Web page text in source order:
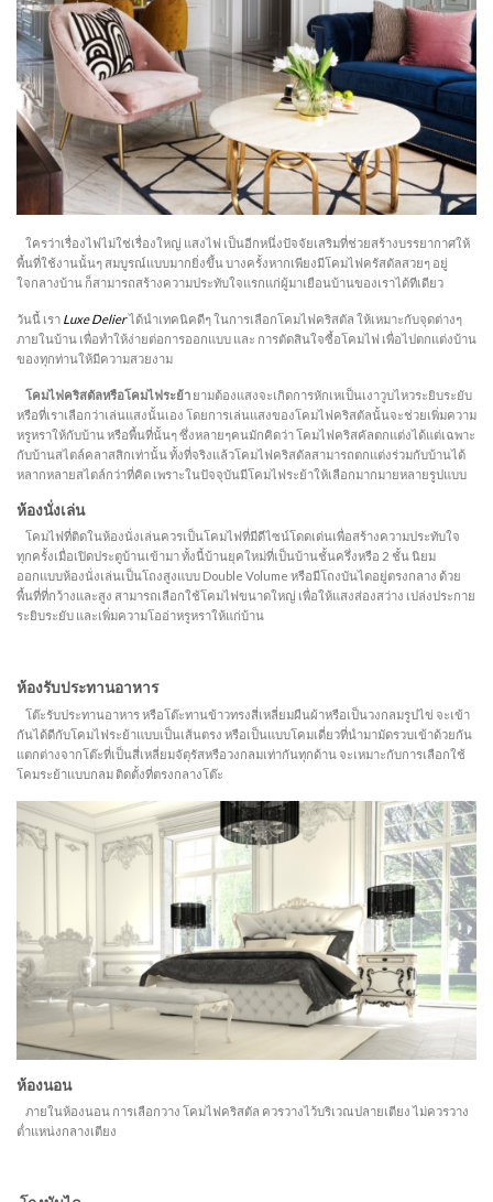
ใครว่าเรื่องไฟไม่ใช่เรื่องใหญ่ แสงไฟ เป็นอีกหนึ่งปัจจัยเสริมที่ช่วยสร้างบรรยากาศให้
พื้นที่ใช้งานนั้นๆ สมบูรณ์แบบมากยิ่งขึ้น บางครั้งหากเพียงมีโคมไฟครัสตัลสวยๆ อยู่
ใจกลางบ้าน ก็สามารถสร้างความประทับใจแรกแก่ผู้มาเยือนบ้านของเราได้ทีเดียว
วันนี้ เรา Luxe Delierได้นำเทคนิคดีๆ ในการเลือกโคมไฟคริสตัล ให้เหมาะกับจุดต่างๆ
ภายในบ้าน เพื่อทำให้ง่ายต่อการออกแบบ และ การตัดสินใจซื้อโคมไฟ เพื่อไปตกแต่งบ้าน
ของทุกท่านให้มีความสวยงาม
โคมไฟคริสตัลหรือโคมไฟระย้า ยามต้องแสงจะเกิดการหักเหเป็นเงาวูบไหวระยิบระยับ
หรือที่เราเลือกว่าเล่นแสงนั้นเอง โดยการเล่นแสงของโคมไฟคริสตัลนั้นจะช่วยเพิ่มความ
หรูหราให้กับบ้าน หรือพื้นที่นั้นๆ ซึ่งหลายๆคนมักคิดว่า โคมไฟคริสคัลตกแต่งได้แต่เฉพาะ
กับบ้านสไตล์คลาสสิกเท่านั้น ทั้งที่จริงแล้วโคมไฟคริสตัลสามารถตกแต่งร่วมกับบ้านได้
หลากหลายสไตล์กว่าที่คิด เพราะในปัจจุบันมีโคมไฟระย้าให้เลือกมากมายหลายรูปแบบ
ห้องนั่งเล่น
โคมไฟที่ติดในห้องนั่งเล่นควรเป็นโคมไฟที่มีดีไซน์โดดเด่นเพื่อสร้างความประทับใจ
ทุกครั้งเมื่อเปิดประตูบ้านเข้ามา ทั้งนี้บ้านยุคใหม่ที่เป็นบ้านชั้นครึ่งหรือ 2 ชั้น นิยม
ออกแบบห้องนั่งเล่นเป็นโถงสูงแบบ Double Volume หรือมีโถงบันไดอยู่ตรงกลาง ด้วย
พื้นที่ที่กว้างและสูง สามารถเลือกใช้โคมไฟขนาดใหญ่ เพื่อให้แสงส่องสว่าง เปล่งประกาย
ระยิบระยับ และเพิ่มความโออ่าหรูหราให้แก่บ้าน
ห้องรับประทานอาหาร
โต๊ะรับประทานอาหาร หรือโต๊ะทานข้าวทรงสี่เหลี่ยมผืนผ้าหรือเป็นวงกลมรูปไข่ จะเข้า
กันได้ดีกับโคมไฟระย้าแบบเป็นเส้นตรง หรือเป็นแบบโคมเดี่ยวที่นำมามัดรวบเข้าด้วยกัน
แตกต่างจากโต๊ะที่เป็นสี่เหลี่ยมจัตุรัสหรือวงกลมเท่ากันทุกด้าน จะเหมาะกับการเลือกใช้
โคมระย้าแบบกลม ติดตั้งที่ตรงกลางโต๊ะ
ห้องนอน
ภายในห้องนอน การเลือกวาง โคมไฟคริสตัล ควรวางไว้บริเวณปลายเตียง ไม่ควรวาง
ต่ำแหน่งกลางเตียง